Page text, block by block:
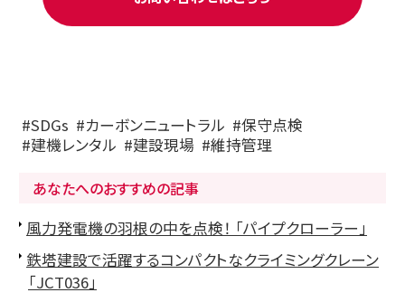
SDGs カーボンニュートラル
保守点検
建機レンタル
建設現場
維持管理
あなたへのおすすめの記事
風力発電機の羽根の中を点検！ 「パイプクローラー」
鉄塔建設で活躍するコンパクトなクライミングクレーン
「JCT036」